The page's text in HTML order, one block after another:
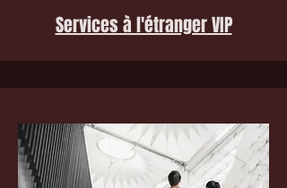
Services à l'étranger VIP